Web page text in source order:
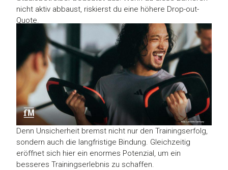
nicht aktiv abbaust, riskierst du eine höhere Drop-out-
Quote.
Denn Unsicherheit bremst nicht nur den Trainingserfolg,
sondern auch die langfristige Bindung. Gleichzeitig
eröffnet sich hier ein enormes Potenzial, um ein
besseres Trainingserlebnis zu schaffen.